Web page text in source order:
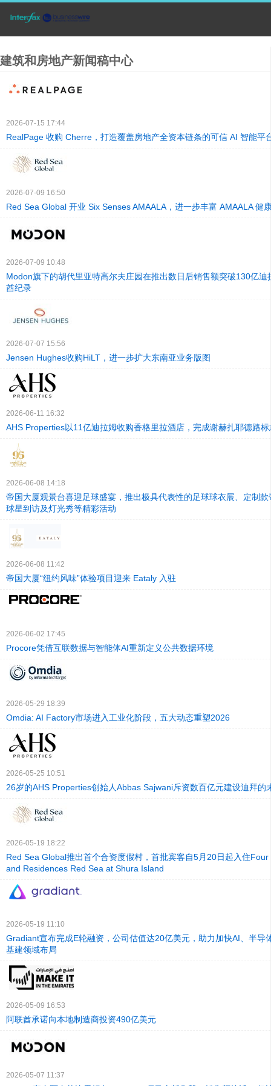
建筑和房地产新闻稿中心
2026-07-15 17:44
RealPage 收购 Cherre，打造覆盖房地产全资本链条的可信 AI 智能平
2026-07-09 16:50
Red Sea Global 开业 Six Senses AMAALA，进一步丰富 AMAALA 健
2026-07-09 10:48
Modon旗下的胡代里亚特高尔夫庄园在推出数日后销售额突破130亿迪
酋纪录
2026-07-07 15:56
Jensen Hughes收购HiLT，进一步扩大东南亚业务版图
2026-06-11 16:32
AHS Properties以11亿迪拉姆收购香格里拉酒店，完成谢赫扎耶德路
2026-06-08 14:18
帝国大厦观景台喜迎足球盛宴，推出极具代表性的足球球衣展、定制
球星到访及灯光秀等精彩活动
2026-06-08 11:42
帝国大厦“纽约风味”体验项目迎来 Eataly 入驻
2026-06-02 17:45
Procore凭借互联数据与智能体AI重新定义公共数据环境
2026-05-29 18:39
Omdia: AI Factory市场进入工业化阶段，五大动态重塑2026
2026-05-25 10:51
26岁的AHS Properties创始人Abbas Sajwani斥资数百亿元建设迪拜的
2026-05-19 18:22
Red Sea Global推出首个合资度假村，首批宾客自5月20日起入住
and Residences Red Sea at Shura Island
2026-05-19 11:10
Gradiant宣布完成E轮融资，公司估值达20亿美元，助力加快AI、半导
基建领域布局
2026-05-09 16:53
阿联酋承诺向本地制造商投资490亿美元
2026-05-07 11:37